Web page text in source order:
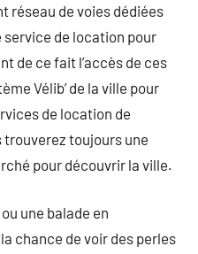
réseau de voies dédiées
de location pour
de ce fait l’accès de ces
Vélib’ de la ville pour
de location de
toujours une
pour découvrir la ville.
une balade en
chance de voir des perles